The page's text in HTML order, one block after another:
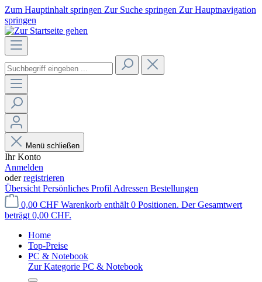
Zum Hauptinhalt springen Zur Suche springen Zur Hauptnavigation
springen
Menü schließen
Ihr Konto
Anmelden
oderregistrieren
Übersicht Persönliches Profil Adressen Bestellungen
0,00 CHF Warenkorb enthält 0 Positionen. Der Gesamtwert
beträgt 0,00 CHF.
Home
Top-Preise
PC & Notebook
Zur Kategorie PC & Notebook